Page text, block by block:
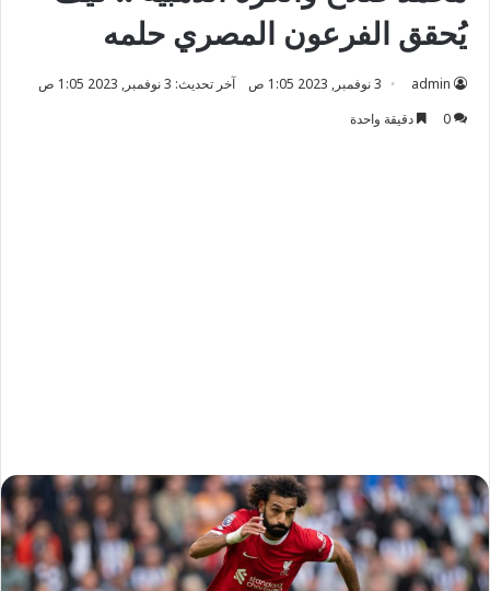
يُحقق الفرعون المصري حلمه
admin 3 نوفمبر, 2023 1:05 ص
آخر تحديث: 3 نوفمبر, 2023 1:05 ص
0
دقيقة واحدة